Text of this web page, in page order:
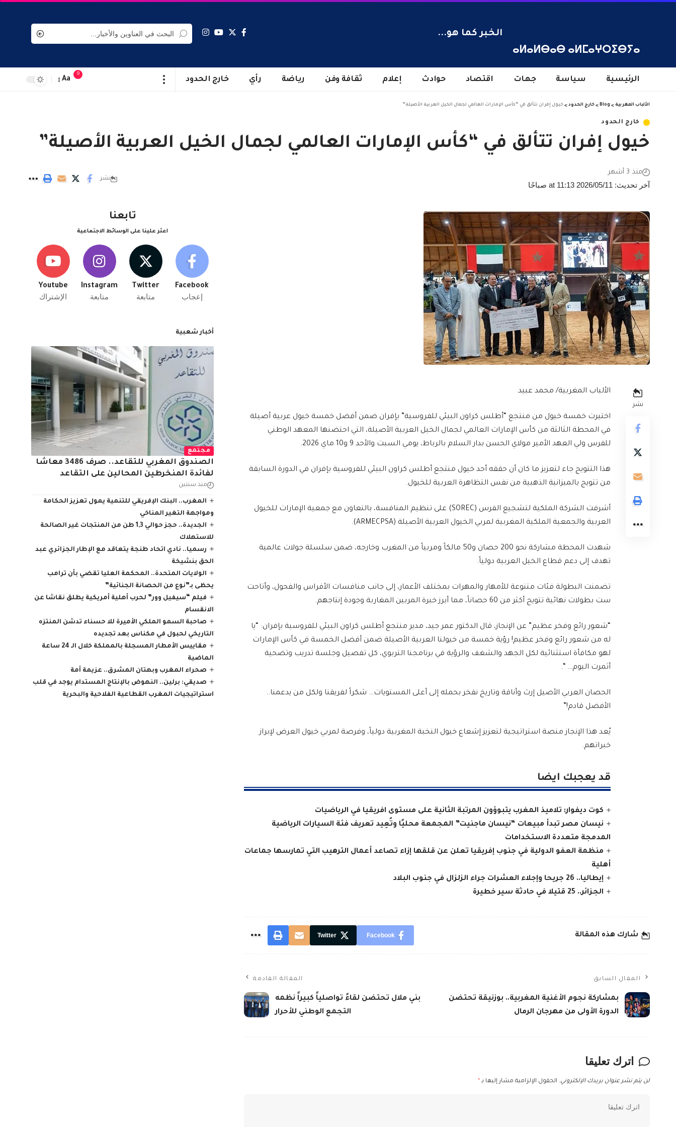
ⴰⵍⴰⵍⴱⴰⴱ ⴰⵍⵎⴰⵖⵔⵉⴱⵢⴰ
الخبر كما هو...
الرئيسية سياسة جهات اقتصاد حوادث إعلام ثقافة وفن رياضة رأي خارج الحدود
9
Aa
الألباب المغربية >
Blog
> خارج الحدود > خيول إفران تتألق في “كأس الإمارات العالمي لجمال الخيل العربية الأصيلة”
خارج الحدود
خيول إفران تتألق في “كأس الإمارات العالمي لجمال الخيل العربية الأصيلة”
آخر تحديث: 2026/05/11 at 11:13 صباحًا
منذ 3 أشهر
نشر
نشر
الألباب المغربية/ محمد عبيد
اختيرت خمسة خيول من منتجع “أطلس كراون البيئي للفروسية” بإفران ضمن أفضل خمسة خيول عربية أصيلة
في المحطة الثالثة من كأس الإمارات العالمي لجمال الخيل العربية الأصيلة، التي احتضنها المعهد الوطني
للفرس ولي العهد الأمير مولاي الحسن بدار السلام بالرباط، يومي السبت والأحد 9 و10 ماي 2026.
هذا التتويج جاء لتعزيز ما كان أن حققه أحد خيول منتجع أطلس كراون البيئي للفروسية بإفران في الدورة السابقة
من تتويج بالميزانية الذهبية من نفس التظاهرة العربية للخيول.
أشرفت الشركة الملكية لتشجيع الفرس (SOREC) على تنظيم المنافسة، بالتعاون مع جمعية الإمارات للخيول
العربية والجمعية الملكية المغربية لمربي الخيول العربية الأصيلة (ARMECPSA).
شهدت المحطة مشاركة نحو 200 حصان و50 مالكاً ومربياً من المغرب وخارجه، ضمن سلسلة جولات عالمية
تهدف إلى دعم قطاع الخيل العربية دولياً.
تضمنت البطولة فئات متنوعة للأمهار والمهرات بمختلف الأعمار، إلى جانب منافسات الأفراس والفحول، وأتاحت
ست بطولات نهائية تتويج أكثر من 60 حصاناً، مما أبرز خبرة المربين المغاربة وجودة إنتاجهم.
“شعور رائع وفخر عظيم” عن الإنجاز، قال الدكتور عمر جيد، مدير منتجع أطلس كراون البيئي للفروسية بإفران: “يا
له من شعور رائع وفخر عظيم! رؤية خمسة من خيولنا العربية الأصيلة ضمن أفضل الخمسة في كأس الإمارات
لهو مكافأة استثنائية لكل الجهد والشغف والرؤية في برنامجنا التربوي، كل تفصيل وجلسة تدريب وتضحية
أثمرت اليوم… “.
الحصان العربي الأصيل إرث وأناقة وتاريخ نفخر بحمله إلى أعلى المستويات… شكراً لفريقنا ولكل من يدعمنا..
الأفضل قادم!”
يُعد هذا الإنجاز منصة استراتيجية لتعزيز إشعاع خيول النخبة المغربية دولياً، وفرصة لمربي خيول العرض لإبراز
خبراتهم.
قد يعجبك ايضا
كوت ديفوار: تلاميذ المغرب يتبوؤون المرتبة الثانية على مستوى افريقيا في الرياضيات
نيسان مصر تبدأ مبيعات “نيسان ماجنيت” المجمعة محليًا وتُعِيد تعريف فئة السيارات الرياضية
المدمجة متعددة الاستخدامات
منظمة العفو الدولية في جنوب إفريقيا تعلن عن قلقها إزاء تصاعد أعمال الترهيب التي تمارسها جماعات
أهلية
إيطاليا.. 26 جريحا وإجلاء العشرات جراء الزلزال في جنوب البلاد
الجزائر.. 25 قتيلا في حادثة سير خطيرة
شارك هذه المقالة Facebook
Twitter
المقال السابق
بمشاركة نجوم الأغنية المغربية.. بوزنيقة تحتضن
الدورة الأولى من مهرجان الرمال
المقالة القادمة
بني ملال تحتضن لقاءً تواصلياً كبيراً نظمه
التجمع الوطني للأحرار
اترك تعليقا
لن يتم نشر عنوان بريدك الإلكتروني. الحقول الإلزامية مشار إليها بـ *
تابعنا
اعثر علينا على الوسائط الاجتماعية
Facebook
إعجاب
Twitter
متابعة
Instagram
متابعة
Youtube
الإشتراك
أخبار شعبية
مجتمع
الصندوق المغربي للتقاعد.. صرف 3486 معاشا
لفائدة المنخرطين المحالين على التقاعد
منذ سنتين
المغرب.. البنك الإفريقي للتنمية يمول تعزيز الحكامة
ومواجهة التغير المناخي
الجديدة.. حجز حوالي 1,3 طن من المنتجات غير الصالحة
للاستهلاك
رسميا.. نادي اتحاد طنجة يتعاقد مع الإطار الجزائري عبد
الحق بنشيخة
الولايات المتحدة.. المحكمة العليا تقضي بأن ترامب
يحظى بـ”نوع من الحصانة الجنائية”
فيلم “سيفيل وور” لحرب أهلية أمريكية يطلق نقاشا عن
الانقسام
صاحبة السمو الملكي الأميرة للا حسناء تدشن المنتزه
التاريخي لحبول في مكناس بعد تجديده
مقاييس الأمطار المسجلة بالمملكة خلال الـ 24 ساعة
الماضية
صحراء المغرب وبهتان المشرق.. عزيمة أمة
صديقي: برلين.. النهوض بالإنتاج المستدام يوجد في قلب
استراتيجيات المغرب القطاعية الفلاحية والبحرية